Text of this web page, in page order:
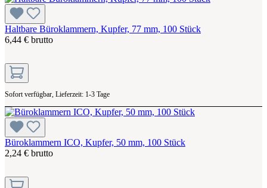
Haltbare Büroklammern, Kupfer, 77 mm, 100 Stück
6,44 € brutto
Sofort verfügbar, Lieferzeit: 1-3 Tage
Büroklammern ICO, Kupfer, 50 mm, 100 Stück
2,24 € brutto